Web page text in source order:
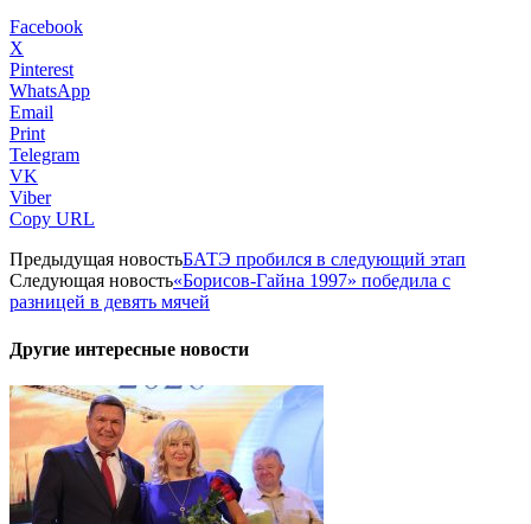
Facebook
X
Pinterest
WhatsApp
Email
Print
Telegram
VK
Viber
Copy URL
Предыдущая новостьБАТЭ пробился в следующий этап
Следующая новость«Борисов-Гайна 1997» победила с
разницей в девять мячей
Другие интересные новости